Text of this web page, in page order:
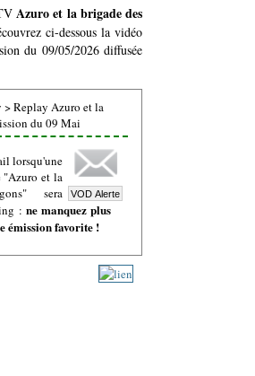
Azuro et la brigade des
ci-dessous la vidéo
du 09/05/2026 diffusée
>Replay Azuro et la
du 09 Mai
lorsqu'une
"Azuro et la
sera
: ne manquez plus
émission favorite !